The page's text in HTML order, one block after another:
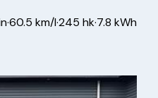
·60.5 km/l·245 hk·7.8 kWh